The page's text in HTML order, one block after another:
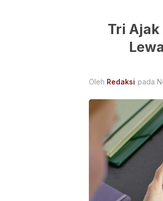
Tri Ajak
Oleh Redaksi pada